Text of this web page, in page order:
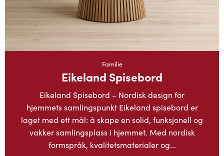
Familie
Eikeland Spisebord
Eikeland Spisebord – Nordisk design for
hjemmets samlingspunkt Eikeland spisebord er
laget med ett mål: å skape en solid, funksjonell og
vakker samlingsplass i hjemmet. Med nordisk
formspråk, kvalitetsmaterialer og...